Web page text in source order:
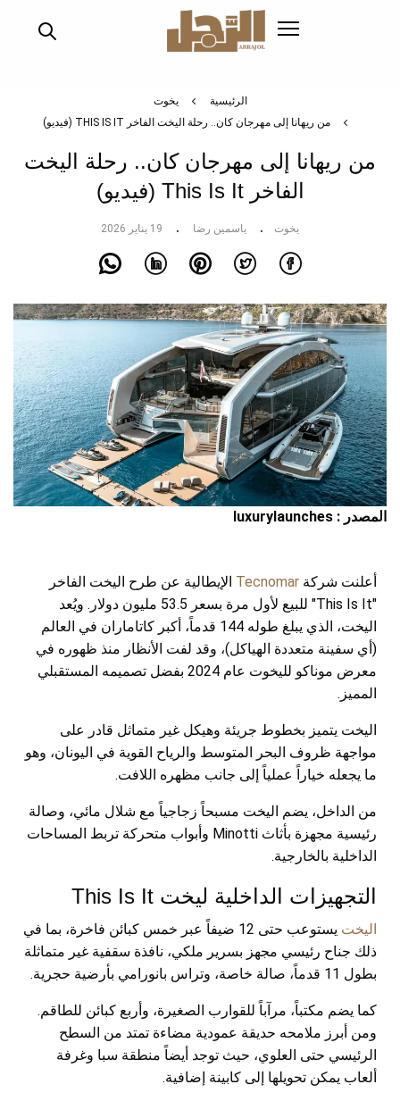
الرئيسية
يخوت
من ريهانا إلى مهرجان كان.. رحلة اليخت الفاخر THIS IS IT (فيديو)
من ريهانا إلى مهرجان كان.. رحلة اليخت
الفاخر This Is It (فيديو)
يخوت ياسمين رضا 19 يناير 2026
المصدر : luxurylaunches
أعلنت شركة Tecnomar الإيطالية عن طرح اليخت الفاخر
"This Is It" للبيع لأول مرة بسعر 53.5 مليون دولار. ويُعد
اليخت، الذي يبلغ طوله 144 قدماً، أكبر كاتاماران في العالم
(أي سفينة متعددة الهياكل)، وقد لفت الأنظار منذ ظهوره في
معرض موناكو لليخوت عام 2024 بفضل تصميمه المستقبلي
المميز.
اليخت يتميز بخطوط جريئة وهيكل غير متماثل قادر على
مواجهة ظروف البحر المتوسط والرياح القوية في اليونان، وهو
ما يجعله خياراً عملياً إلى جانب مظهره اللافت.
من الداخل، يضم اليخت مسبحاً زجاجياً مع شلال مائي، وصالة
رئيسية مجهزة بأثاث Minotti وأبواب متحركة تربط المساحات
الداخلية بالخارجية.
التجهيزات الداخلية ليخت This Is It
اليخت
يستوعب حتى 12 ضيفاً عبر خمس كبائن فاخرة، بما في
ذلك جناح رئيسي مجهز بسرير ملكي، نافذة سقفية غير متماثلة
بطول 11 قدماً، صالة خاصة، وتراس بانورامي بأرضية حجرية.
كما يضم مكتباً، مرآباً للقوارب الصغيرة، وأربع كبائن للطاقم.
ومن أبرز ملامحه حديقة عمودية مضاءة تمتد من السطح
الرئيسي حتى العلوي، حيث توجد أيضاً منطقة سبا وغرفة
ألعاب يمكن تحويلها إلى كابينة إضافية.